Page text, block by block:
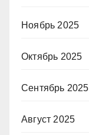
Ноябрь 2025
Октябрь 2025
Сентябрь 2025
Август 2025